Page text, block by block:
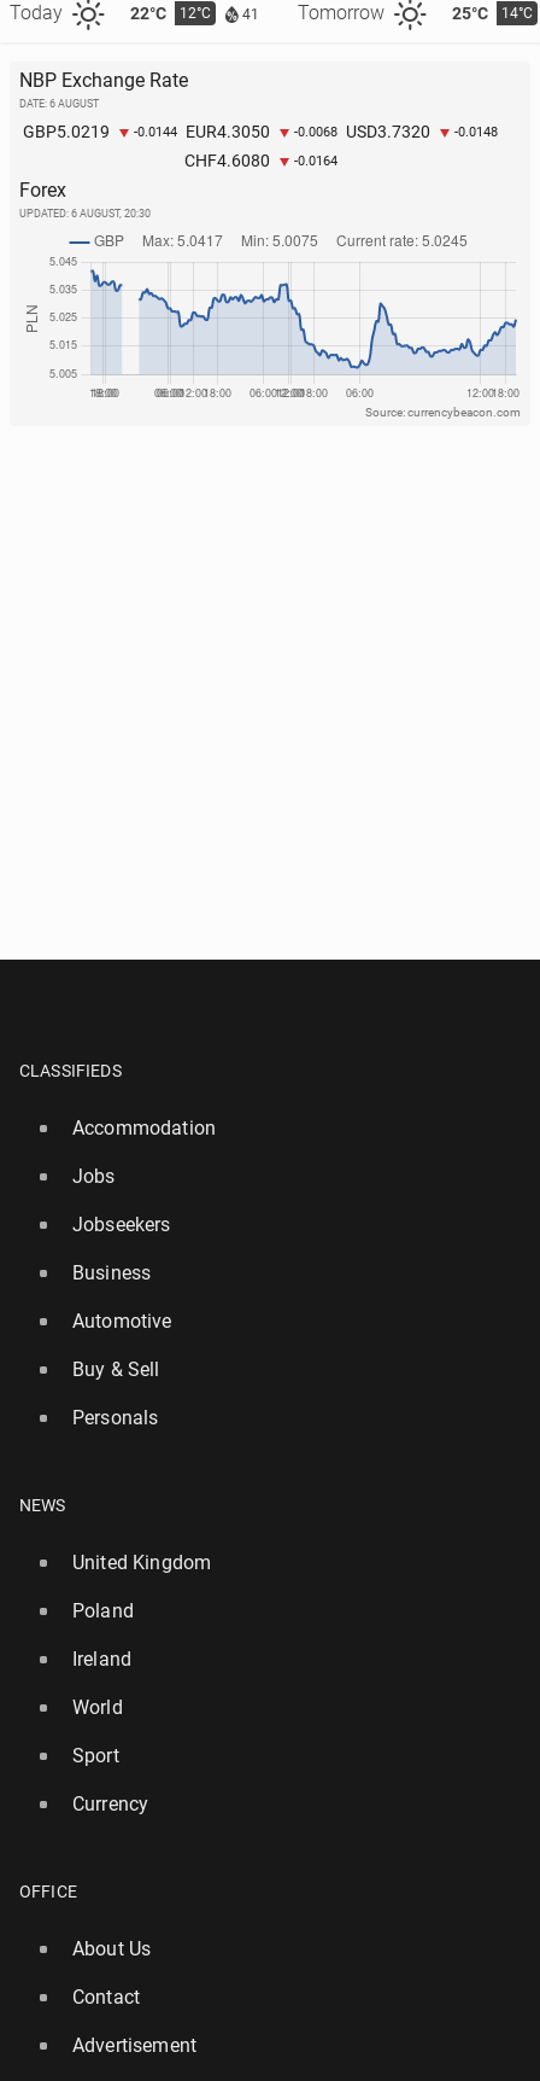
Today 22°C 12°C 41 Tomorrow 25°C 14°C
NBP Exchange Rate
DATE: 6 AUGUST
GBP5.0219 -0.0144 EUR4.3050 -0.0068 USD3.7320 -0.0148
CHF4.6080 -0.0164
Forex
UPDATED: 6 AUGUST, 20:30
Source: currencybeacon.com
CLASSIFIEDS
Accommodation
Jobs
Jobseekers
Business
Automotive
Buy & Sell
Personals
NEWS
United Kingdom
Poland
Ireland
World
Sport
Currency
OFFICE
About Us
Contact
Advertisement